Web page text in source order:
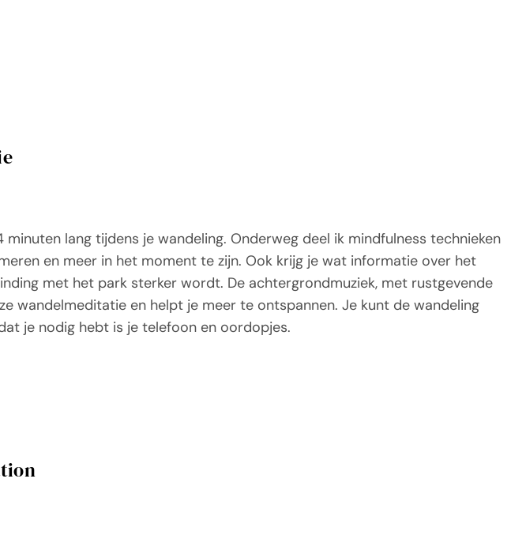
lang tijdens je wandeling. Onderweg deel ik mindfulness technieken
en meer in het moment te zijn. Ook krijg je wat informatie over het
met het park sterker wordt. De achtergrondmuziek, met rustgevende
wandelmeditatie en helpt je meer te ontspannen. Je kunt de wandeling
je nodig hebt is je telefoon en oordopjes.